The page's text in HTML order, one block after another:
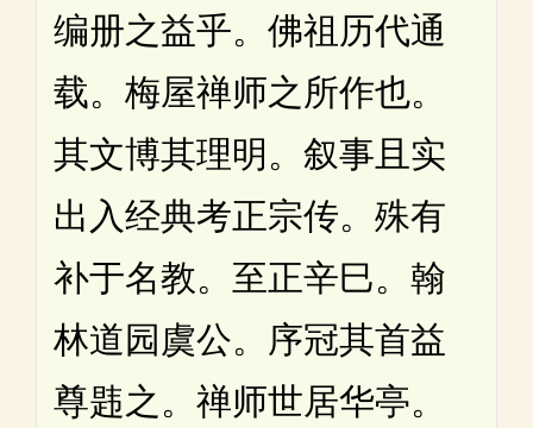
编册之益乎。佛祖历代通
载。梅屋禅师之所作也。
其文博其理明。叙事且实
出入经典考正宗传。殊有
补于名教。至正辛巳。翰
林道园虞公。序冠其首益
尊韪之。禅师世居华亭。